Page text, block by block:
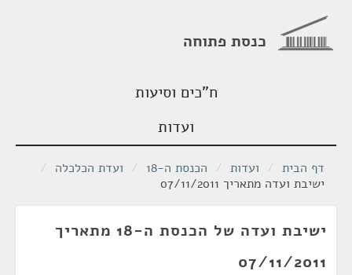
כנסת פתוחה
ח"כים וסיעות
ועדות
דף הבית / ועדות / הכנסת ה-18 / ועדת הכלכלה /
ישיבת ועדה מתאריך 07/11/2011
ישיבת ועדה של הכנסת ה-18 מתאריך
07/11/2011